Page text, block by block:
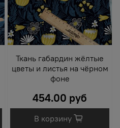
Ткань габардин жёлтые
цветы и листья на чёрном
фоне
454.00 руб
В корзину